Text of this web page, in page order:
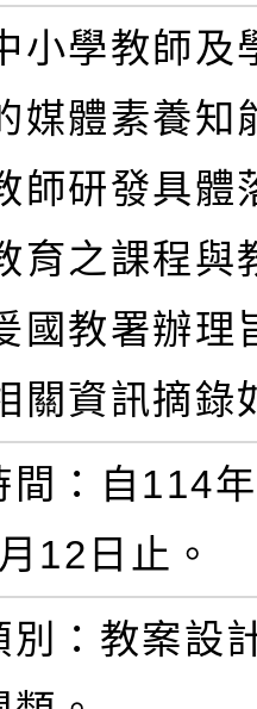
小學教師及
媒體素養知
師研發具體
育之課程與
國教署辦理
關資訊摘錄
間：自114
12日止。
別：教案設